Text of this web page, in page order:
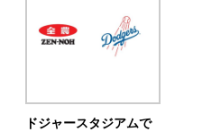
ドジャースタジアムで